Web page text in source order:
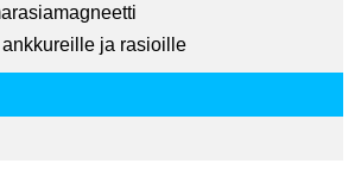
ankkureille ja rasioille